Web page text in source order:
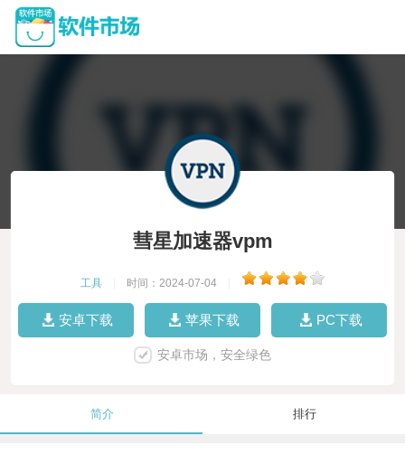
彗星加速器vpm
工具 时间：2024-07-04
安卓下载 苹果下载 PC下载
安卓市场，安全绿色
简介 排行